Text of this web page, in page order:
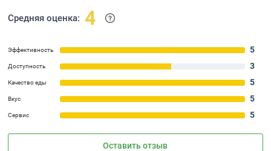
Средняя оценка: 4
Эффективность 5
Доступность 3
Качество еды 5
Вкус 5
Сервис 5
Оставить отзыв